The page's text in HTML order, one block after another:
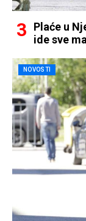
Plaće u
ide sve
NOVOSTI